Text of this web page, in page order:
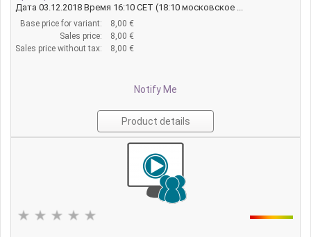
Дата 03.12.2018 Время 16:10 CET (18:10 московское ...
Base price for variant:
8,00 €
Sales price:
8,00 €
Sales price without tax:
8,00 €
Notify Me
Product details